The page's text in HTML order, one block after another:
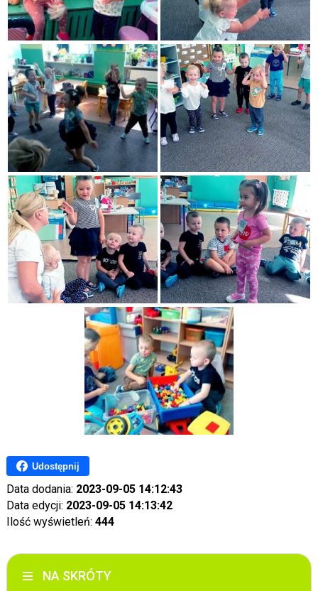
Udostępnij
Data dodania: 2023-09-05 14:12:43
Data edycji: 2023-09-05 14:13:42
Ilość wyświetleń: 444
NA SKRÓTY